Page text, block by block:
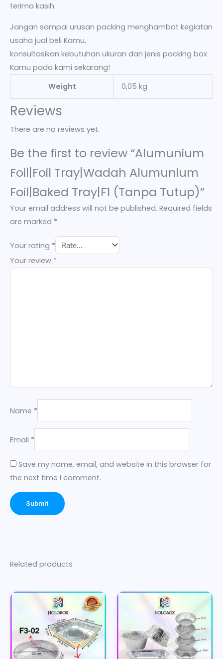
terima kasih
Jangan sampai urusan packing menghambat kegiatan
usaha jual beli Kamu,
konsultasikan kebutuhan ukuran dan jenis packing box
Kamu pada kami sekarang!
Weight
0,05 kg
Reviews
There are no reviews yet.
Be the first to review “Alumunium
Foil|Foil Tray|Wadah Alumunium
Foil|Baked Tray|F1 (Tanpa Tutup)”
Your email address will not be published. Required fields
are marked *
Your rating *
Your review *
Name *
Email *
Save my name, email, and website in this browser for
the next time I comment.
Related products
Price
through
Rp6.100
This
product
has
multiple
Price
range:
Rp8.430
through
Rp54.500
This
product
has
multiple
variants.